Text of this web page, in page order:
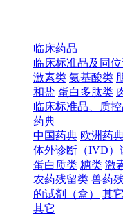
临床药品
临床标准品及同
激素类 氨基酸类
和盐 蛋白多肽类
临床标准品、质
药典
中国药典 欧洲药
体外诊断（IVD）
蛋白质类 糖类 激
农药残留类 兽药
的试剂（盒）
其它
其它